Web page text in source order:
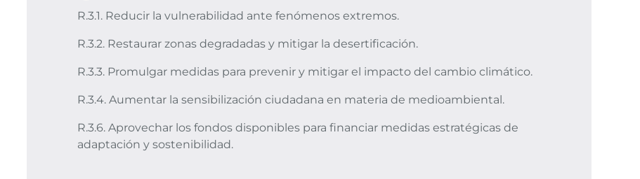
R.3.1. Reducir la vulnerabilidad ante fenómenos extremos.
R.3.2. Restaurar zonas degradadas y mitigar la desertificación.
R.3.3. Promulgar medidas para prevenir y mitigar el impacto del cambio climático.
R.3.4. Aumentar la sensibilización ciudadana en materia de medioambiental.
R.3.6. Aprovechar los fondos disponibles para financiar medidas estratégicas de
adaptación y sostenibilidad.